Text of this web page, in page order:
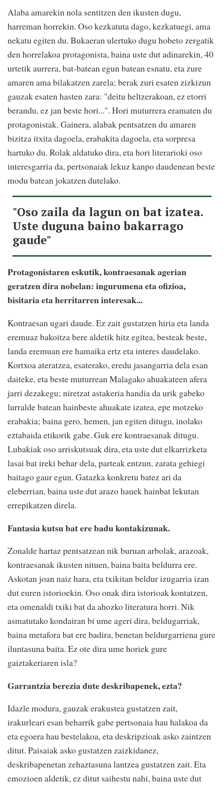
Alaba amarekin nola sentitzen den ikusten dugu,
harreman horrekin. Oso kezkatuta dago, kezkatuegi, ama
nekatu egiten du. Bukaeran ulertuko dugu hobeto zergatik
den horrelakoa protagonista, baina uste dut adinarekin, 40
urtetik aurrera, bat-batean egun batean esnatu, eta zure
amaren ama bilakatzen zarela; berak zuri esaten zizkizun
gauzak esaten hasten zara: "deitu heltzerakoan, ez etorri
berandu, ez jan beste hori...". Hori muturrera eramaten du
protagonistak. Gainera, alabak pentsatzen du amaren
bizitza itxita dagoela, erabakita dagoela, eta sorpresa
hartuko du. Rolak aldatuko dira, eta hori literarioki oso
interesgarria da, pertsonaiak lekuz kanpo daudenean beste
modu batean jokatzen dutelako.
"Oso zaila da lagun on bat izatea.
Uste duguna baino bakarrago
gaude"
Protagonistaren eskutik, kontraesanak agerian
geratzen dira nobelan: ingurumena eta ofizioa,
bisitaria eta herritarren interesak...
Kontraesan ugari daude. Ez zait gustatzen hiria eta landa
eremuaz bakoitza bere aldetik hitz egitea, besteak beste,
landa eremuan ere hamaika ertz eta interes daudelako.
Kortxoa ateratzea, esaterako, eredu jasangarria dela esan
daiteke, eta beste muturrean Malagako ahuakateen afera
jarri dezakegu; niretzat astakeria handia da urik gabeko
lurralde batean hainbeste ahuakate izatea, epe motzeko
erabakia; baina gero, hemen, jan egiten ditugu, inolako
eztabaida etikorik gabe. Guk ere kontraesanak ditugu.
Lubakiak oso arriskutsuak dira, eta uste dut elkarrizketa
lasai bat ireki behar dela, parteak entzun, zarata gehiegi
baitago gaur egun. Gatazka konkretu batez ari da
eleberrian, baina uste dut arazo hauek hainbat lekutan
errepikatzen direla.
Fantasia kutsu bat ere badu kontakizunak.
Zonalde hartaz pentsatzean nik buruan arbolak, arazoak,
kontraesanak ikusten nituen, baina baita beldurra ere.
Askotan joan naiz hara, eta txikitan beldur izugarria izan
dut euren istorioekin. Oso onak dira istorioak kontatzen,
eta omenaldi txiki bat da ahozko literatura horri. Nik
asmatutako kondairan bi ume ageri dira, beldugarriak,
baina metafora bat ere badira, benetan beldurgarriena gure
iluntasuna baita. Ez ote dira ume horiek gure
gaiztakeriaren isla?
Garrantzia berezia dute deskribapenek, ezta?
Idazle modura, gauzak erakustea gustatzen zait,
irakurleari esan beharrik gabe pertsonaia hau halakoa da
eta egoera hau bestelakoa, eta deskripzioak asko zaintzen
ditut. Paisaiak asko gustatzen zaizkidanez,
deskribapenetan zehaztasuna lantzea gustatzen zait. Eta
emozioen aldetik, ez ditut saihestu nahi, baina uste dut